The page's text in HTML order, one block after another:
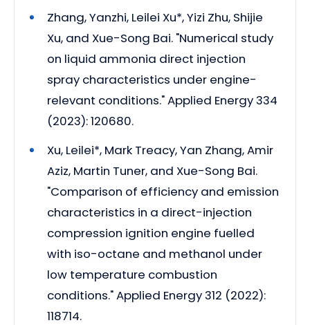
Zhang, Yanzhi, Leilei Xu*, Yizi Zhu, Shijie
Xu, and Xue-Song Bai. "Numerical study
on liquid ammonia direct injection
spray characteristics under engine-
relevant conditions." Applied Energy 334
(2023): 120680.
Xu, Leilei*, Mark Treacy, Yan Zhang, Amir
Aziz, Martin Tuner, and Xue-Song Bai.
"Comparison of efficiency and emission
characteristics in a direct-injection
compression ignition engine fuelled
with iso-octane and methanol under
low temperature combustion
conditions." Applied Energy 312 (2022):
118714.